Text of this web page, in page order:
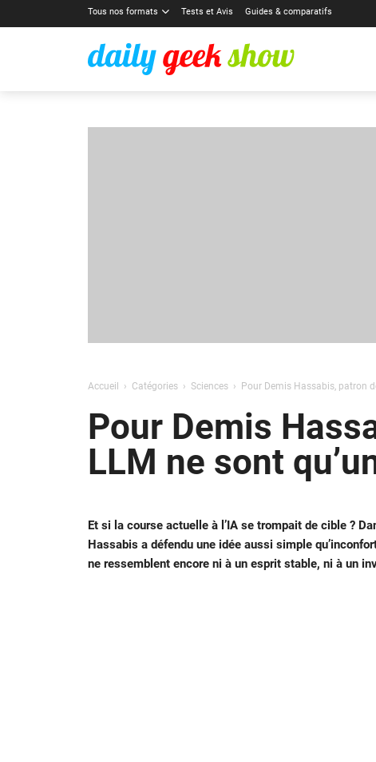
Tous nos formats Tests et Avis Guides & comparatifs
Accueil Catégories Sciences Pour Demis Hassabis, patron
Pour Demis
LLM ne sont
Et si la course actuelle à l’IA se trompait de cible ?
Hassabis a défendu une idée aussi simple
ne ressemblent encore ni à un esprit stable, ni à un